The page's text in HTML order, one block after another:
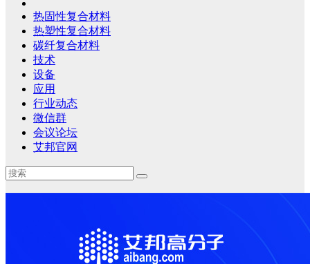
热固性复合材料
热塑性复合材料
碳纤复合材料
技术
设备
应用
行业动态
微信群
会议论坛
艾邦官网